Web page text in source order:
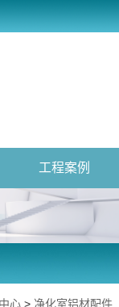
工程案例
心 > 净化室铝材配件